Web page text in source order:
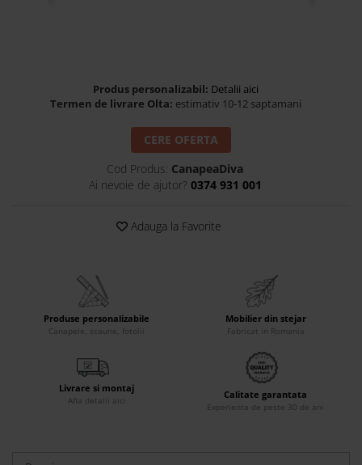
Scaune Dining
Fotolii si Demifotolii
Claudie Design
Paturi Tapitate
Paturi Copii
Banchete Dormitor
Produs personalizabil: Detalii aici
Termen de livrare Olta: estimativ 10-12 saptamani
CERE OFERTA
Cod Produs: CanapeaDiva
Ai nevoie de ajutor? 0374 931 001
Adauga la Favorite
Produse personalizabile
Canapele, scaune, fotolii
Mobilier din stejar
Fabricat in Romania
Livrare si montaj
Afla detalii aici Calitate garantata
Experienta de peste 30 de ani